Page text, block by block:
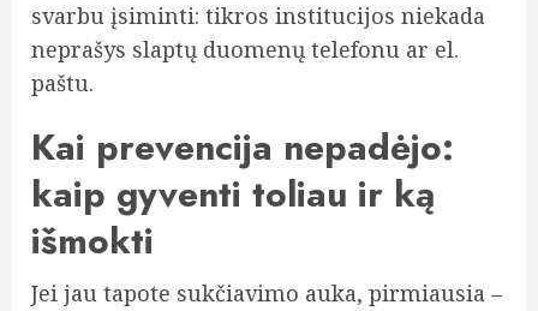
svarbu įsiminti: tikros institucijos niekada
neprašys slaptų duomenų telefonu ar el.
paštu.
Kai prevencija nepadėjo:
kaip gyventi toliau ir ką
išmokti
Jei jau tapote sukčiavimo auka, pirmiausia –